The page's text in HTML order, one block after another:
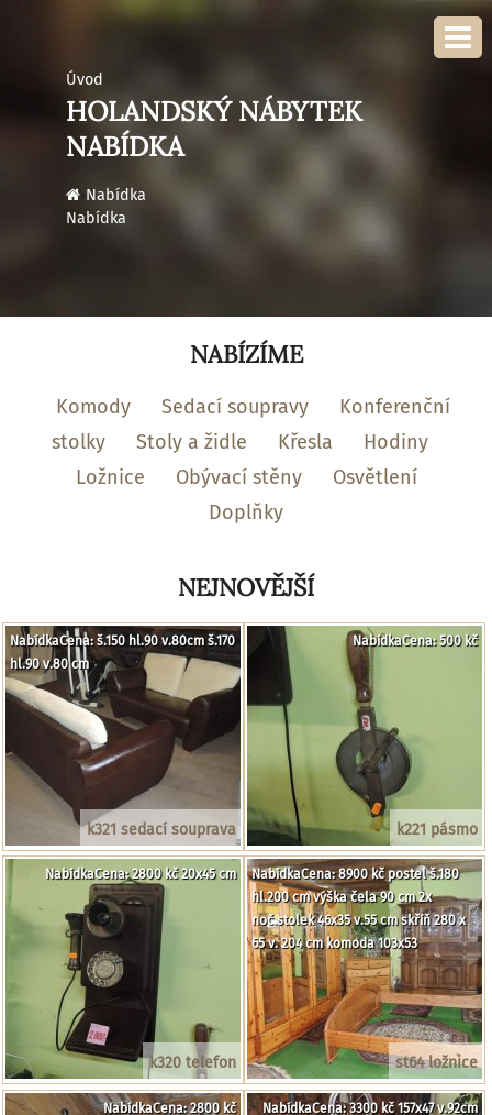
Úvod
HOLANDSKÝ NÁBYTEK
NABÍDKA
Nabídka
Nabídka
NABÍZÍME
Komody Sedací soupravy
Konferenční
stolky
Stoly a židle Křesla
Hodiny
Ložnice
Obývací stěny
Osvětlení
Doplňky
NEJNOVĚJŠÍ
k321 sedací souprava
NabídkaCena: š.150 hl.90 v.80cm š.170
hl.90 v.80 cm
k221 pásmo
NabídkaCena: 500 kč
k320 telefon
NabídkaCena: 2800 kč 20x45 cm
st64 ložnice
NabídkaCena: 8900 kč postel š.180
hl.200 cm výška čela 90 cm 2x
noč.stolek 46x35 v.55 cm skříň 280 x
65 v. 204 cm komoda 103x53
NabídkaCena: 2800 kč NabídkaCena: 3300 kč 157x47 v.92cm